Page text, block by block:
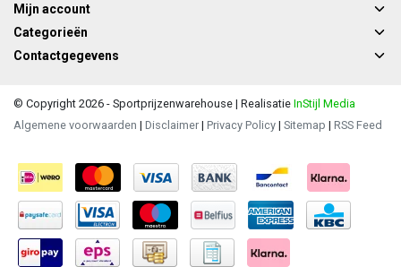
Mijn account
Categorieën
Contactgegevens
© Copyright 2026 - Sportprijzenwarehouse | Realisatie InStijl Media
Algemene voorwaarden | Disclaimer | Privacy Policy | Sitemap | RSS Feed